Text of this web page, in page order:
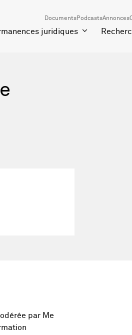
DocumentsPodcastsAnnonces
juridiques
par Me